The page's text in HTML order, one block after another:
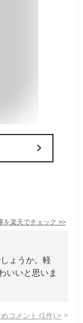
を楽天でチェック >>
ょうか。軽
いいと思いま
コメント (1 件) >